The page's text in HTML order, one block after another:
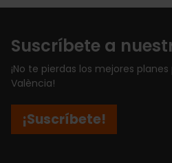
Suscríbete a
¡No te pierdas los mejores
València!
¡Suscríbete!